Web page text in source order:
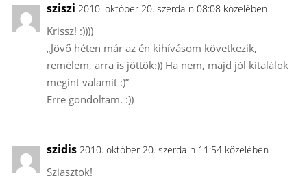
sziszi 2010. október 20. szerda-n 08:08 közelében
Krissz! :))))
„Jövő héten már az én kihívásom következik,
remélem, arra is jöttök:)) Ha nem, majd jól kitalálok
megint valamit :)”
Erre gondoltam. :))
szidis 2010. október 20. szerda-n 11:54 közelében
Sziasztok!